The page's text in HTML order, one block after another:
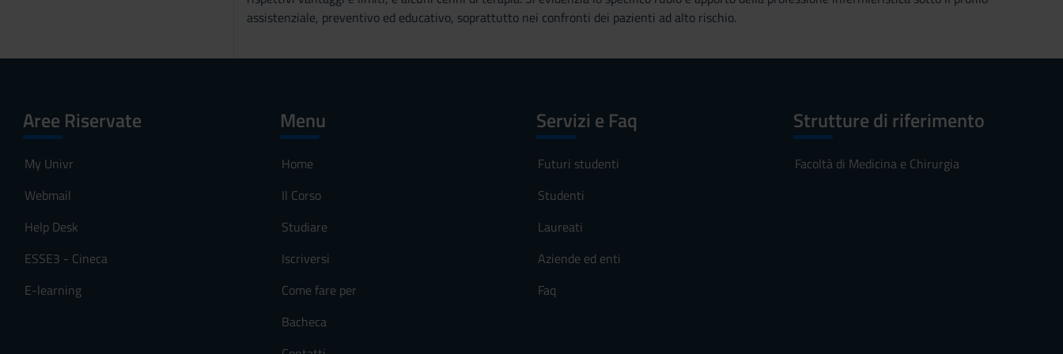
assistenziale, preventivo ed educativo, soprattutto nei confronti dei pazienti ad alto rischio.
Aree Riservate
My Univr
Webmail
Help Desk
ESSE3 - Cineca
E-learning
Menu
Home
Il Corso
Studiare
Iscriversi
Come fare per
Bacheca
Servizi e Faq
Futuri studenti
Studenti
Laureati
Aziende ed enti
Faq
Strutture di riferimento
Facoltà di Medicina e Chirurgia